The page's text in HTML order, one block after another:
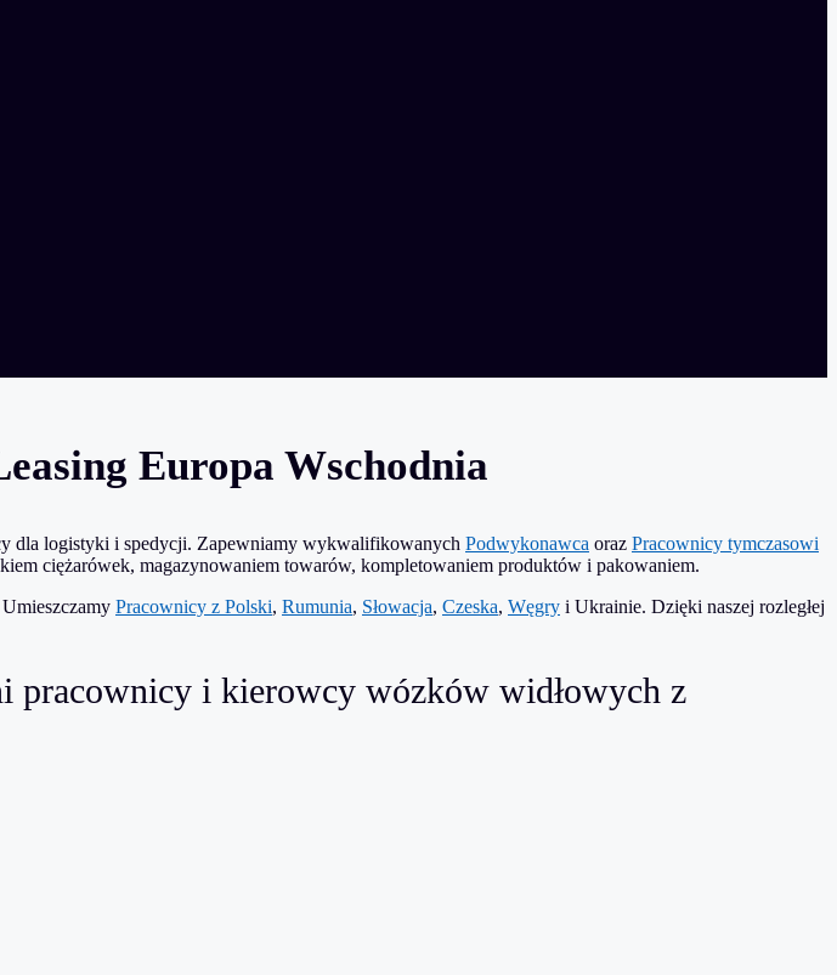
Europa Wschodnia
dla logistyki i spedycji. Zapewniamy wykwalifikowanych Podwykonawca oraz Pracownicy tymczasowi
ciężarówek, magazynowaniem towarów, kompletowaniem produktów i pakowaniem.
Pracownicy z Polski, Rumunia, Słowacja, Czeska, Węgry i Ukrainie. Dzięki naszej rozległej
pracownicy i kierowcy wózków widłowych z